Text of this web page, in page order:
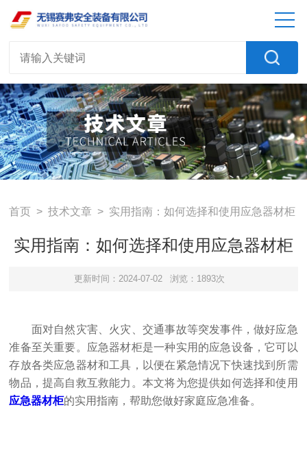
首页 >技术文章 > 实用指南：如何选择和使用应急器材柜
实用指南：如何选择和使用应急器材柜
更新时间：2024-07-02 浏览：1893次
面对自然灾害、火灾、交通事故等突发事件，做好应急
准备至关重要。应急器材柜是一种实用的应急设备，它可以
存放各类应急器材和工具，以便在紧急情况下快速找到所需
物品，提高自救互救能力。本文将为您提供如何选择和使用
应急器材柜的实用指南，帮助您做好家庭应急准备。